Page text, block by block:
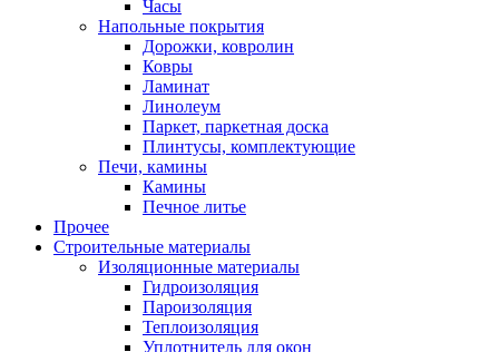
Часы
Напольные покрытия
Дорожки, ковролин
Ковры
Ламинат
Линолеум
Паркет, паркетная доска
Плинтусы, комплектующие
Печи, камины
Камины
Печное литье
Прочее
Строительные материалы
Изоляционные материалы
Гидроизоляция
Пароизоляция
Теплоизоляция
Уплотнитель для окон